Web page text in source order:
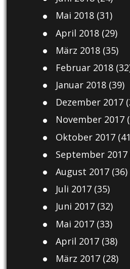
Mai 2018(31)
April 2018(29)
März 2018(35)
Februar 2018
Januar 2018(39)
Dezember 2017
November 2017
Oktober 2017
September 2017
August 2017(36)
Juli 2017(35)
Juni 2017(32)
Mai 2017(33)
April 2017(38)
März 2017(28)